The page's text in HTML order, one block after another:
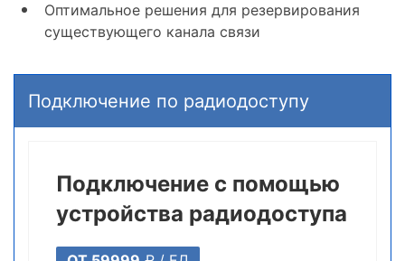
Оптимальное решения для резервирования
существующего канала связи
Подключение по радиодоступу
Подключение с помощью
устройства радиодоступа